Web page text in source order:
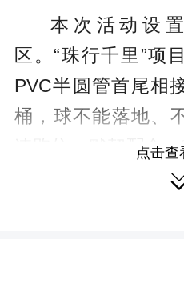
本次活动设
区。“珠行千里”项
PVC半圆管首尾相
桶，球不能落地、
速跑位、默契配合
队协作：多名学生
“情绪KTV”以
点击查